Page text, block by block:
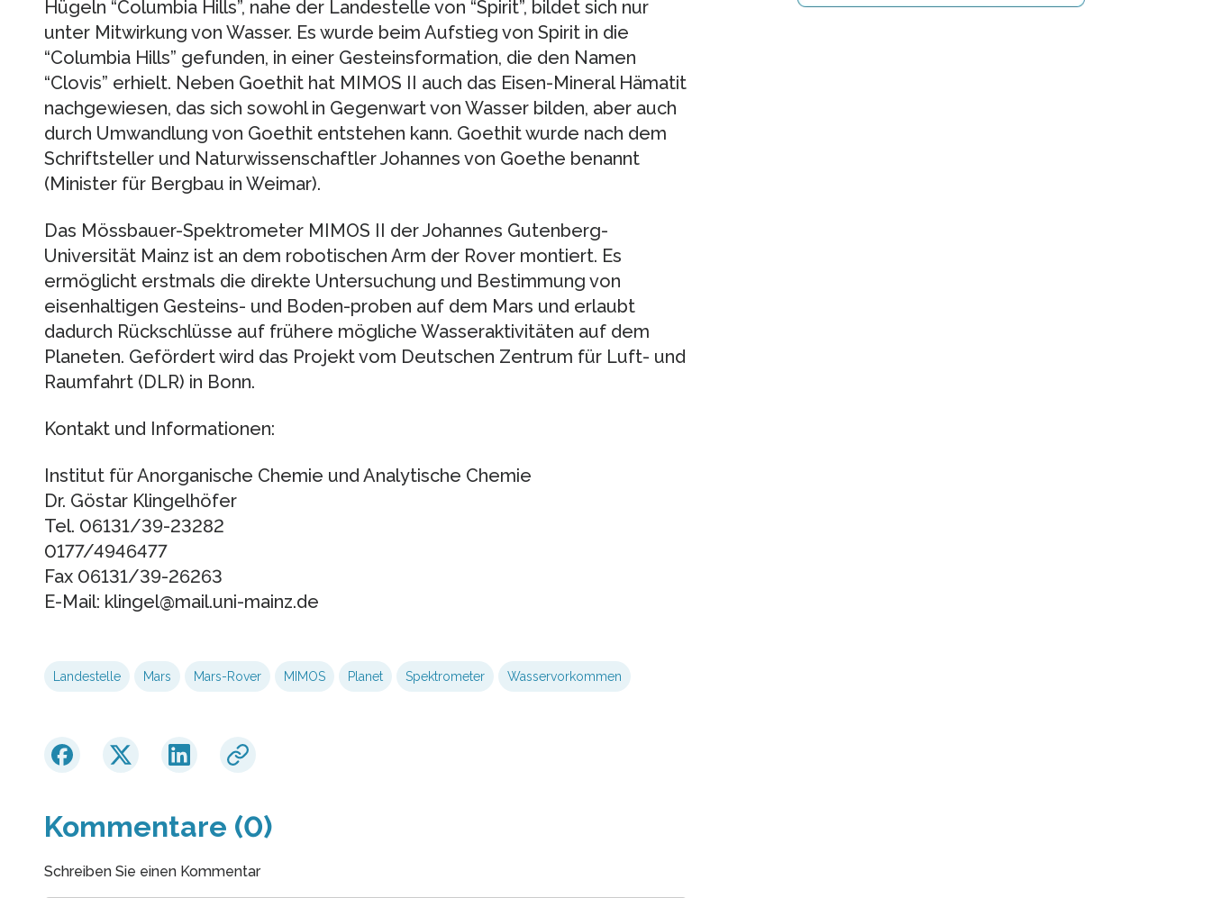
Hügeln “Columbia Hills”, nahe der Landestelle von “Spirit”, bildet sich nur
unter Mitwirkung von Wasser. Es wurde beim Aufstieg von Spirit in die
“Columbia Hills” gefunden, in einer Gesteinsformation, die den Namen
“Clovis” erhielt. Neben Goethit hat MIMOS II auch das Eisen-Mineral Hämatit
nachgewiesen, das sich sowohl in Gegenwart von Wasser bilden, aber auch
durch Umwandlung von Goethit entstehen kann. Goethit wurde nach dem
Schriftsteller und Naturwissenschaftler Johannes von Goethe benannt
(Minister für Bergbau in Weimar).
Das Mössbauer-Spektrometer MIMOS II der Johannes Gutenberg-
Universität Mainz ist an dem robotischen Arm der Rover montiert. Es
ermöglicht erstmals die direkte Untersuchung und Bestimmung von
eisenhaltigen Gesteins- und Boden-proben auf dem Mars und erlaubt
dadurch Rückschlüsse auf frühere mögliche Wasseraktivitäten auf dem
Planeten. Gefördert wird das Projekt vom Deutschen Zentrum für Luft- und
Raumfahrt (DLR) in Bonn.
Kontakt und Informationen:
Institut für Anorganische Chemie und Analytische Chemie
Dr. Göstar Klingelhöfer
Tel. 06131/39-23282
0177/4946477
Fax 06131/39-26263
E-Mail: klingel@mail.uni-mainz.de
Landestelle Mars Mars-Rover MIMOS Planet Spektrometer Wasservorkommen
Kommentare (0)
Schreiben Sie einen Kommentar